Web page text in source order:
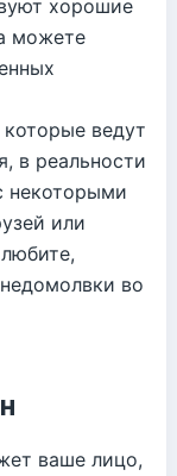
хорошие
можете
ведут
в реальности
некоторыми
или
во
ваше лицо,